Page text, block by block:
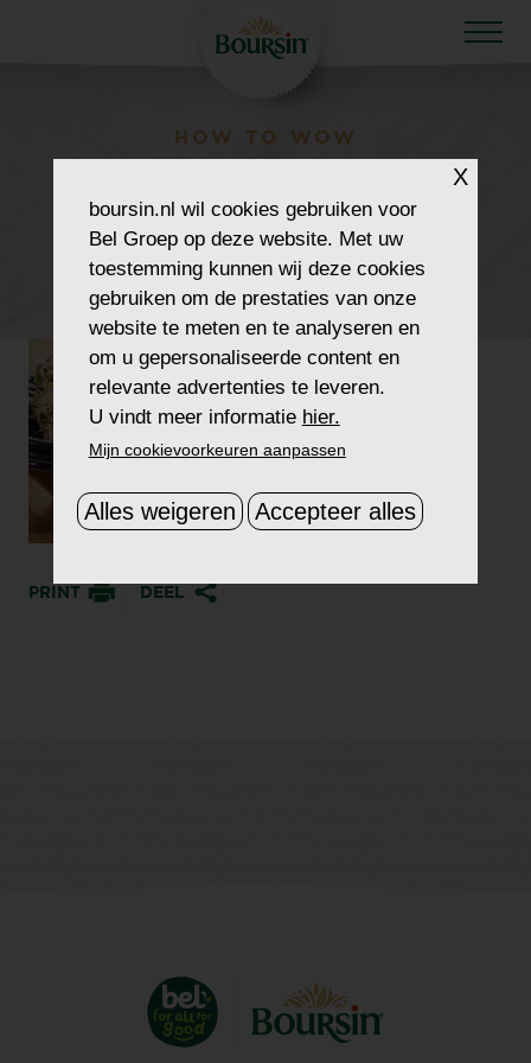
HOW TO WOW
GESTOOMDE-
MAKREEL-HEADER
PRINT DEEL
X
boursin.nl wil cookies gebruiken voor
Bel Groep op deze website. Met uw
toestemming kunnen wij deze cookies
gebruiken om de prestaties van onze
website te meten en te analyseren en
om u gepersonaliseerde content en
relevante advertenties te leveren.
U vindt meer informatie hier.
Mijn cookievoorkeuren aanpassen
Alles weigeren Accepteer alles